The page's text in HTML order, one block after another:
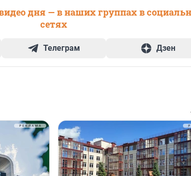
дня — в наших группах в
сетях
Телеграм Дзен